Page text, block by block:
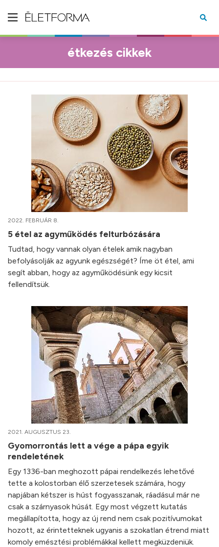
étkezés cikkek
2022. FEBRUÁR 8.
5 étel az agyműködés felturbózására
Tudtad, hogy vannak olyan ételek amik nagyban
befolyásolják az agyunk egészségét? Íme öt étel, ami
segít abban, hogy az agyműködésünk egy kicsit
fellendítsük.
2021. AUGUSZTUS 23.
Gyomorrontás lett a vége a pápa egyik
rendeletének
Egy 1336-ban meghozott pápai rendelkezés lehetővé
tette a kolostorban élő szerzetesek számára, hogy
napjában kétszer is húst fogyasszanak, ráadásul már ne
csak a szárnyasok húsát. Egy most végzett kutatás
megállapította, hogy az új rend nem csak pozitívumokat
hozott, az érintetteknek ugyanis a szokatlan étrend miatt
komoly emésztési problémákkal kellett megküzdeniük.